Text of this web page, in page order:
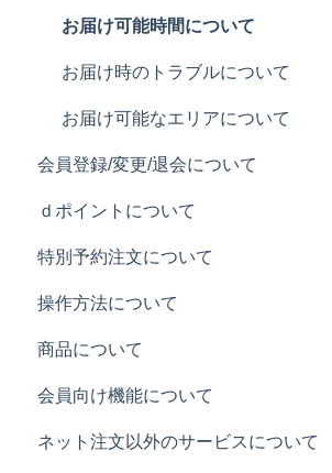
注文できるメニューについて
お届け可能時間について
お届け時のトラブルについて
お届け可能なエリアについて
会員登録/変更/退会について
会員登録について
メールアドレスの変更について
退会について
パスワードの変更について
ｄポイントについて
特別予約注文について
操作方法について
商品について
カロリーやアレルギー表示につい
商品の返品について
会員向け機能について
モス ネット注文会員限定メールに
ネット注文以外のサービスについて